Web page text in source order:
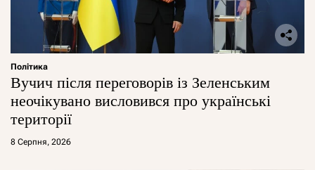
Політика
Вучич після переговорів із Зеленським
неочікувано висловився про українські
території
8 Серпня, 2026